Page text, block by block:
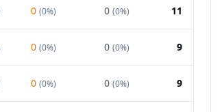
0 (0%) 0 (0%) 11
0 (0%) 0 (0%) 9
0 (0%) 0 (0%) 9